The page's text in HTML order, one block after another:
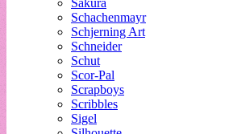
Schachenmayr
Schjerning Art
Schneider
Schut
Scor-Pal
Scrapboys
Scribbles
Sigel